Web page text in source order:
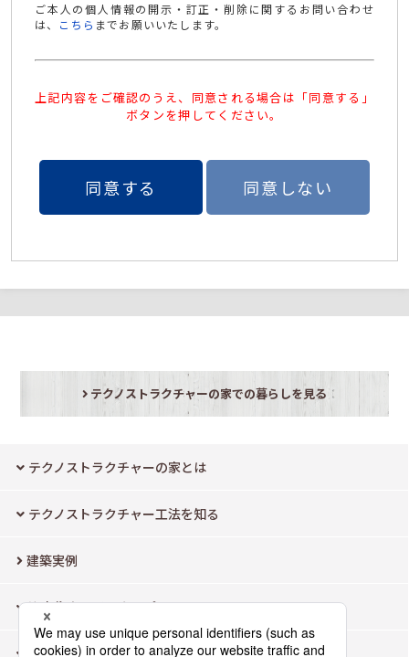
ご本人の個人情報の開示・訂正・削除に関するお問い合わせ
は、 こちら までお願いいたします。
上記内容をご確認のうえ、同意される場合は「同意する」
ボタンを押してください。
同意する 同意しない
テクノストラクチャーの家での暮らしを見る
テクノストラクチャーの家とは
テクノストラクチャー工法を知る
建築実例
注文住宅ラインナップ
モデルハウス検索